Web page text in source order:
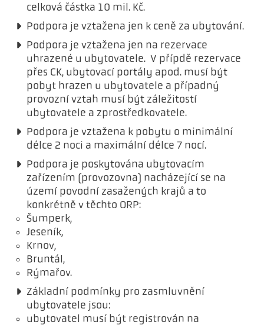
celková částka 10 mil. Kč.
Podpora je vztažena jen k ceně za ubytování.
Podpora je vztažena jen na rezervace
uhrazené u ubytovatele. V přípdě rezervace
přes CK, ubytovací portály apod. musí být
pobyt hrazen u ubytovatele a případný
provozní vztah musí být záležitostí
ubytovatele a zprostředkovatele.
Podpora je vztažena k pobytu o minimální
délce 2 noci a maximální délce 7 nocí.
Podpora je poskytována ubytovacím
zařízením (provozovna) nacházející se na
území povodní zasažených krajů a to
konkrétně v těchto ORP:
Šumperk,
Jeseník,
Krnov,
Bruntál,
Rýmařov.
Základní podmínky pro zasmluvnění
ubytovatele jsou:
ubytovatel musí být registrován na